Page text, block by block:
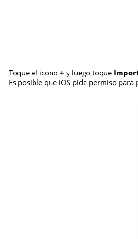
Toque el icono+ y luego toque
Es posible que iOS pida permiso